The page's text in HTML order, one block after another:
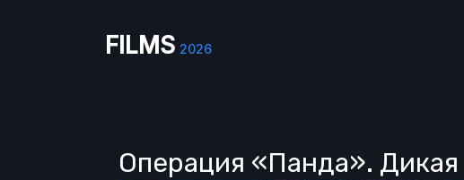
FILMS 2026
Операция «Панда».